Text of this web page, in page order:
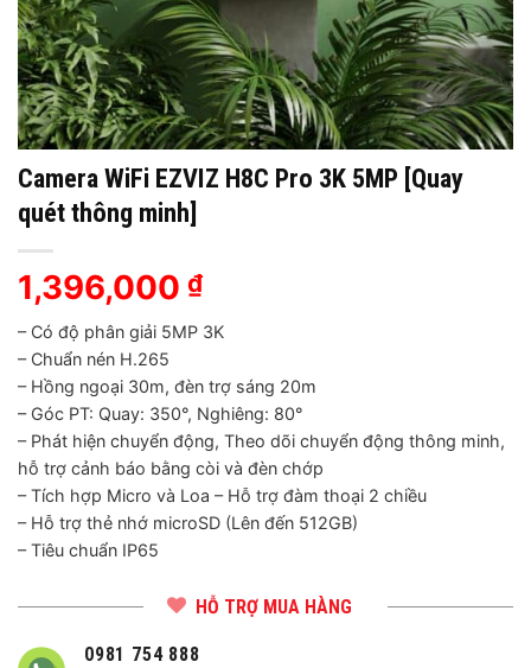
Camera WiFi EZVIZ H8C Pro 3K 5MP [Quay
quét thông minh]
1,396,000 ₫
– Có độ phân giải 5MP 3K
– Chuẩn nén H.265
– Hồng ngoại 30m, đèn trợ sáng 20m
– Góc PT: Quay: 350°, Nghiêng: 80°
– Phát hiện chuyển động, Theo dõi chuyển động thông minh,
hỗ trợ cảnh báo bằng còi và đèn chớp
– Tích hợp Micro và Loa – Hỗ trợ đàm thoại 2 chiều
– Hỗ trợ thẻ nhớ microSD (Lên đến 512GB)
– Tiêu chuẩn IP65
HỖ TRỢ MUA HÀNG
0981 754 888